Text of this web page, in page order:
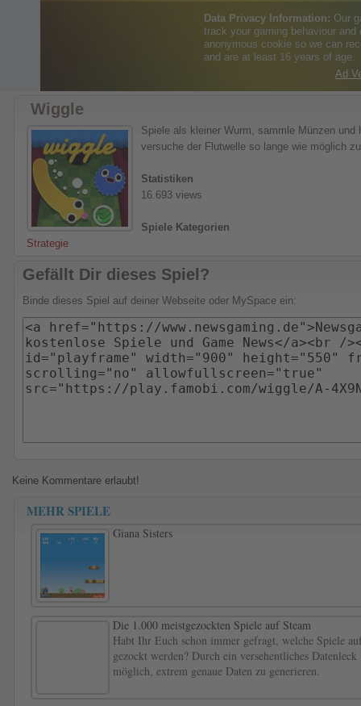
Wiggle
Spiele als kleiner Wurm, sammle Münzen und
versuche der Flutwelle so lange wie möglich
Statistiken
16.693 views
Spiele Kategorien
Strategie
Gefällt Dir dieses Spiel?
Binde dieses Spiel auf deiner Webseite oder MySpace ein:
Keine Kommentare erlaubt!
MEHR SPIELE
Giana Sisters
Die 1.000 meistgezockten Spiele auf Steam
Habt Ihr Euch schon immer gefragt, welche Spiele
gezockt werden? Durch ein versehentliches
möglich, extrem genaue Daten zu generieren.